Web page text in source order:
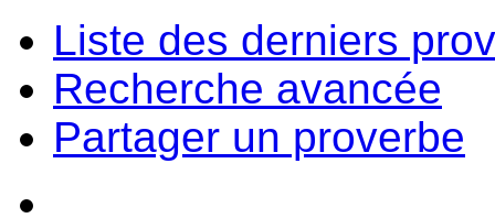
Liste des derniers
Recherche avancée
Partager un proverbe